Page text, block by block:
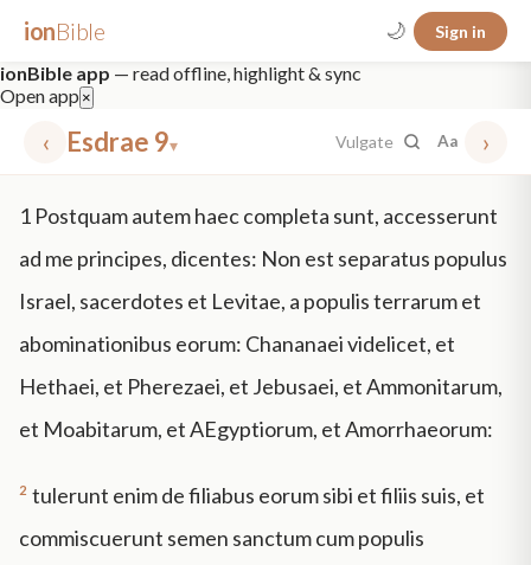
ionBible 🌙 Sign in
ionBible app — read offline, highlight & sync
Open app ×
‹ Esdrae 9▾ Vulgate Aa ›
nt faith "peace that passeth" grace -law
1 Postquam autem haec completa sunt, accesserunt
ad me principes, dicentes: Non est separatus populus
Israel, sacerdotes et Levitae, a populis terrarum et
abominationibus eorum: Chananaei videlicet, et
Hethaei, et Pherezaei, et Jebusaei, et Ammonitarum,
et Moabitarum, et AEgyptiorum, et Amorrhaeorum:
2 tulerunt enim de filiabus eorum sibi et filiis suis, et
commiscuerunt semen sanctum cum populis